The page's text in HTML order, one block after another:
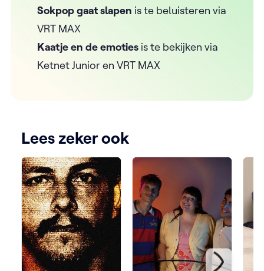
Sokpop gaat slapen is te beluisteren via
VRT MAX
Kaatje en de emoties is te bekijken via
Ketnet Junior en VRT MAX
Lees zeker ook